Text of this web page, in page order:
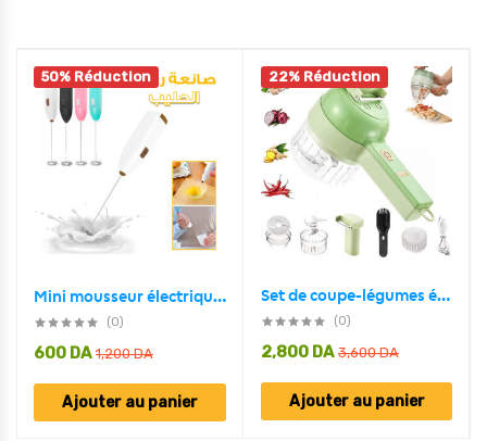
50% Réduction
Mini mousseur électrique à café fouet batteur à oeufs
(0)
1,200DA
600 DA
Ajouter au panier
22% Réduction
Set de coupe-légumes électrique portable 4 en 1 Chargement USB
(0)
3,600DA
2,800 DA
Ajouter au panier